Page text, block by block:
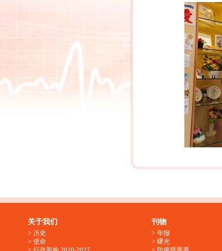
关于我们
历史
使命
刊物
年报
曙光